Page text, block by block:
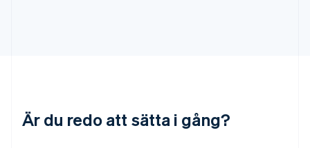
Är du redo att sätta i gång?
FrançaisDeutschEnglish